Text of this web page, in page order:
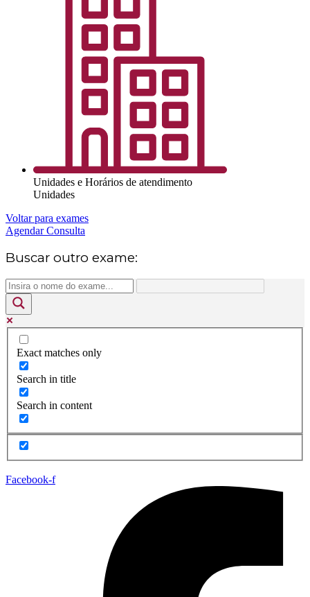
Unidades e Horários de atendimento
Unidades
Voltar para exames
Agendar Consulta
Buscar outro exame:
Exact matches only
Search in title
Search in content
Facebook-f